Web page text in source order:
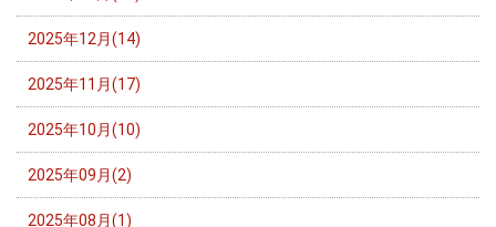
2025年12月(14)
2025年11月(17)
2025年10月(10)
2025年09月(2)
2025年08月(1)